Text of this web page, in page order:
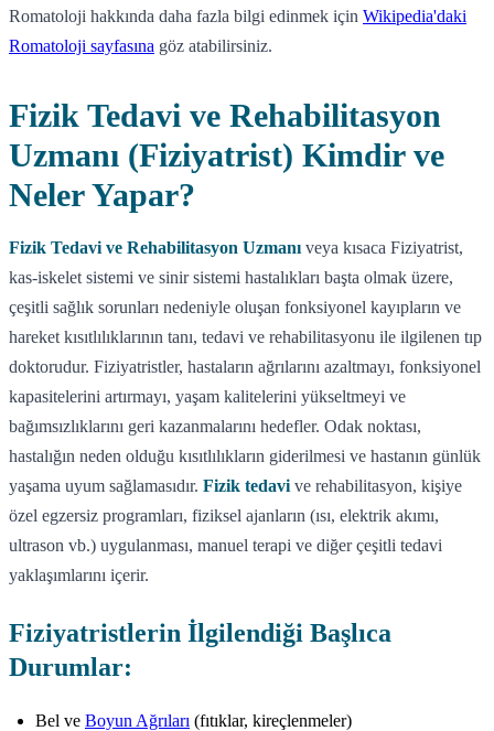
Romatoloji hakkında daha fazla bilgi edinmek için Wikipedia'daki
Romatoloji sayfasına göz atabilirsiniz.
Fizik Tedavi ve Rehabilitasyon
Uzmanı (Fiziyatrist) Kimdir ve
Neler Yapar?
Fizik Tedavi ve Rehabilitasyon Uzmanı veya kısaca Fiziyatrist,
kas-iskelet sistemi ve sinir sistemi hastalıkları başta olmak üzere,
çeşitli sağlık sorunları nedeniyle oluşan fonksiyonel kayıpların ve
hareket kısıtlılıklarının tanı, tedavi ve rehabilitasyonu ile ilgilenen tıp
doktorudur. Fiziyatristler, hastaların ağrılarını azaltmayı, fonksiyonel
kapasitelerini artırmayı, yaşam kalitelerini yükseltmeyi ve
bağımsızlıklarını geri kazanmalarını hedefler. Odak noktası,
hastalığın neden olduğu kısıtlılıkların giderilmesi ve hastanın günlük
yaşama uyum sağlamasıdır. Fizik tedavi ve rehabilitasyon, kişiye
özel egzersiz programları, fiziksel ajanların (ısı, elektrik akımı,
ultrason vb.) uygulanması, manuel terapi ve diğer çeşitli tedavi
yaklaşımlarını içerir.
Fiziyatristlerin İlgilendiği Başlıca
Durumlar:
Bel ve Boyun Ağrıları (fıtıklar, kireçlenmeler)